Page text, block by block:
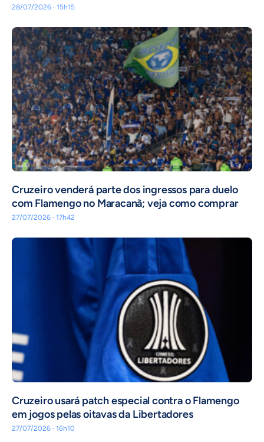
28/07/2026 · 15h15
Cruzeiro venderá parte dos ingressos para duelo
com Flamengo no Maracanã; veja como comprar
27/07/2026 · 17h42
Cruzeiro usará patch especial contra o Flamengo
em jogos pelas oitavas da Libertadores
27/07/2026 · 16h10